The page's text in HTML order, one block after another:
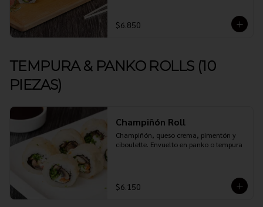
$6.850
TEMPURA & PANKO ROLLS (10
PIEZAS)
Champiñón Roll
Champiñón, queso crema, pimentón y
ciboulette. Envuelto en panko o tempura
$6.150